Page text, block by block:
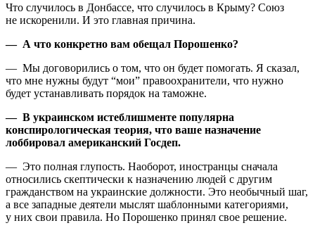
Что случилось в Донбассе, что случилось в Крыму? Союз
не искоренили. И это главная причина.
— А что конкретно вам обещал Порошенко?
— Мы договорились о том, что он будет помогать. Я сказал,
что мне нужны будут “мои” правоохранители, что нужно
будет устанавливать порядок на таможне.
— В украинском истеблишменте популярна
конспирологическая теория, что ваше назначение
лоббировал американский Госдеп.
— Это полная глупость. Наоборот, иностранцы сначала
относились скептически к назначению людей с другим
гражданством на украинские должности. Это необычный шаг,
а все западные деятели мыслят шаблонными категориями,
у них свои правила. Но Порошенко принял свое решение.